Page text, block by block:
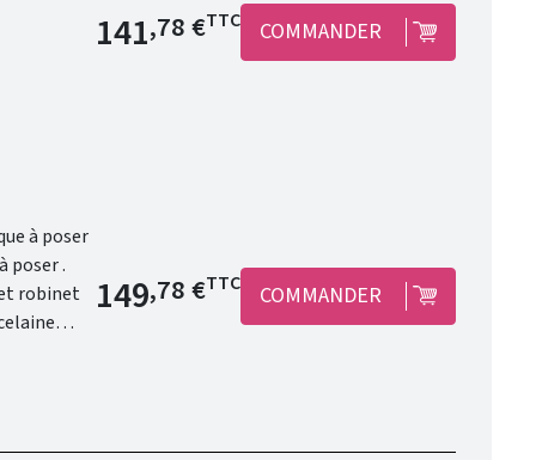
Prix de base
141,78 €TTC COMMANDER
Prix de base
149,78 €TTC COMMANDER